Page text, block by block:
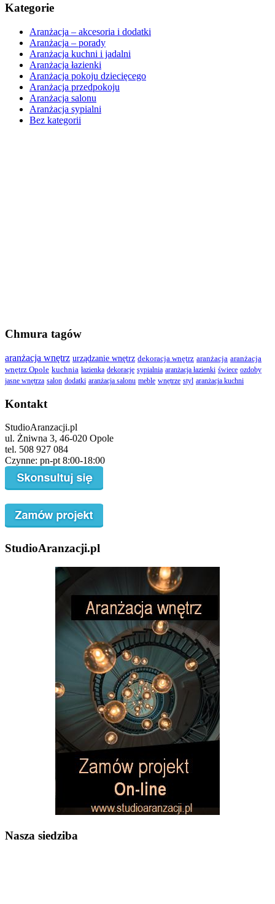
Kategorie
Aranżacja – akcesoria i dodatki
Aranżacja – porady
Aranżacja kuchni i jadalni
Aranżacja łazienki
Aranżacja pokoju dziecięcego
Aranżacja przedpokoju
Aranżacja salonu
Aranżacja sypialni
Bez kategorii
Chmura tagów
aranżacja wnętrz urządzanie wnętrz dekoracja wnętrz aranżacja aranżacja
wnętrz Opole kuchnia łazienka dekoracje sypialnia aranżacja łazienki świece ozdoby
jasne wnętrza salon dodatki aranżacja salonu meble wnętrze styl aranżacja kuchni
Kontakt
StudioAranzacji.pl
ul. Żniwna 3, 46-020 Opole
tel. 508 927 084
Czynne: pn-pt 8:00-18:00
StudioAranzacji.pl
Nasza siedziba